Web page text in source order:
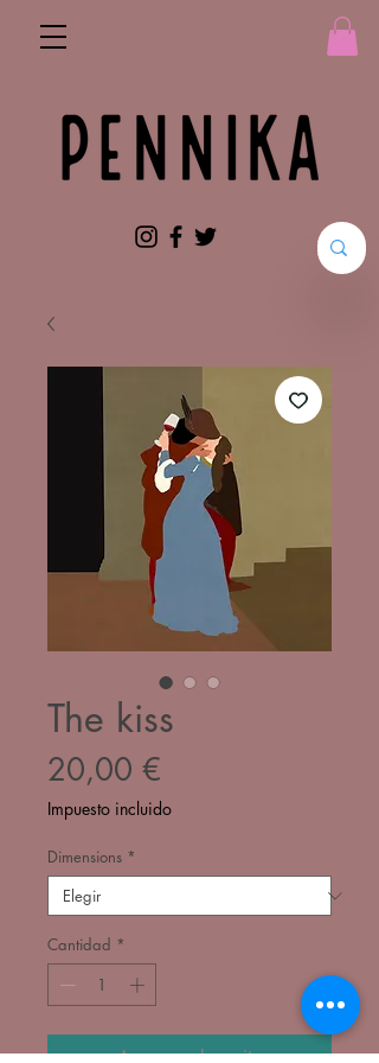
The kiss
20,00 €
Impuesto incluido
Dimensions *
Cantidad *
Agregar al carrito